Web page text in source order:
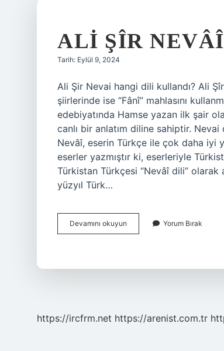
ALI ŞÎR
Tarih: Eylül 9, 2024
Ali Şir Nevai hangi dili kullandı? Ali
şiirlerinde ise “Fânî” mahlasını
edebiyatında Hamse yazan ilk şair
canlı bir anlatım diline sahiptir.
Nevâî, eserin Türkçe ile çok daha iyi
eserler yazmıştır ki, eserleriyle
Türkistan Türkçesi “Nevâî dili” olarak
yüzyıl Türk…
Devamını okuyun
Şîr
Yorum Bırak
https://ircfrm.net https://arenist.com.tr